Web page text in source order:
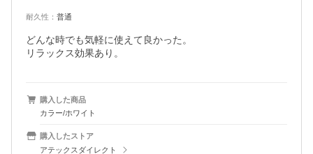
耐久性 ： 普通
どんな時でも気軽に使えて良かった。
購入した商品
カラー/ホワイト
購入したストア
アテックスダイレクト